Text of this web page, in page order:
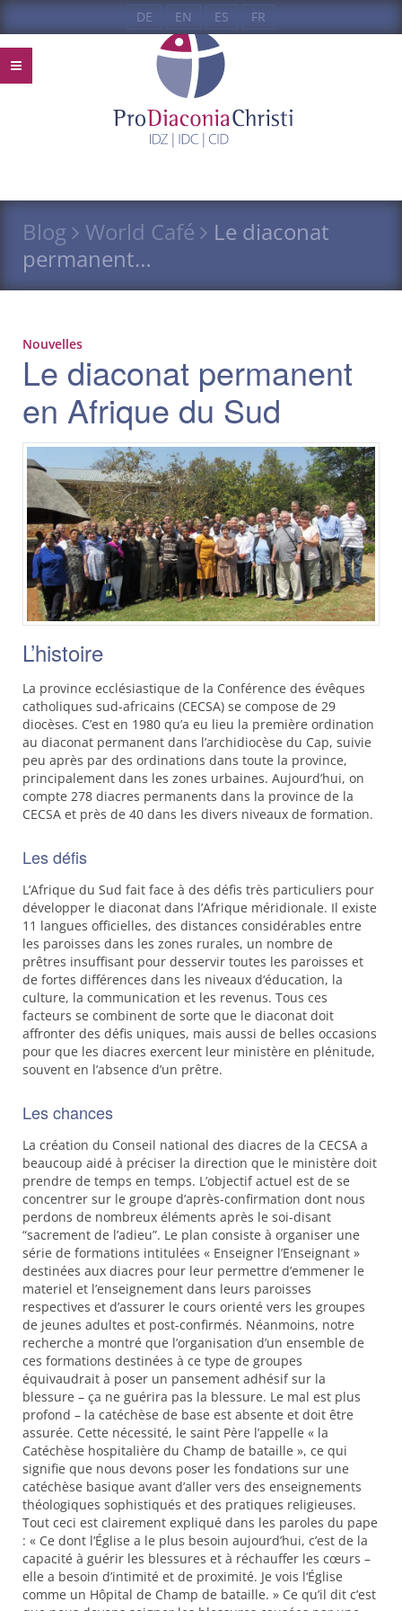
DE EN ES FR
Blog World Café
Le diaconat
permanent…
Nouvelles
Le diaconat permanent
en Afrique du Sud
L’histoire
La province ecclésiastique de la Conférence des évêques
catholiques sud-africains (CECSA) se compose de 29
diocèses. C’est en 1980 qu’a eu lieu la première ordination
au diaconat permanent dans l’archidiocèse du Cap, suivie
peu après par des ordinations dans toute la province,
principalement dans les zones urbaines. Aujourd’hui, on
compte 278 diacres permanents dans la province de la
CECSA et près de 40 dans les divers niveaux de formation.
Les défis
L’Afrique du Sud fait face à des défis très particuliers pour
développer le diaconat dans l’Afrique méridionale. Il existe
11 langues officielles, des distances considérables entre
les paroisses dans les zones rurales, un nombre de
prêtres insuffisant pour desservir toutes les paroisses et
de fortes différences dans les niveaux d‘éducation, la
culture, la communication et les revenus. Tous ces
facteurs se combinent de sorte que le diaconat doit
affronter des défis uniques, mais aussi de belles occasions
pour que les diacres exercent leur ministère en plénitude,
souvent en l’absence d’un prêtre.
Les chances
La création du Conseil national des diacres de la CECSA a
beaucoup aidé à préciser la direction que le ministère doit
prendre de temps en temps. L’objectif actuel est de se
concentrer sur le groupe d’après-confirmation dont nous
perdons de nombreux éléments après le soi-disant
“sacrement de l’adieu”. Le plan consiste à organiser une
série de formations intitulées « Enseigner l’Enseignant »
destinées aux diacres pour leur permettre d’emmener le
materiel et l’enseignement dans leurs paroisses
respectives et d’assurer le cours orienté vers les groupes
de jeunes adultes et post-confirmés. Néanmoins, notre
recherche a montré que l’organisation d’un ensemble de
ces formations destinées à ce type de groupes
équivaudrait à poser un pansement adhésif sur la
blessure – ça ne guérira pas la blessure. Le mal est plus
profond – la catéchèse de base est absente et doit être
assurée. Cette nécessité, le saint Père l’appelle « la
Catéchèse hospitalière du Champ de bataille », ce qui
signifie que nous devons poser les fondations sur une
catéchèse basique avant d’aller vers des enseignements
théologiques sophistiqués et des pratiques religieuses.
Tout ceci est clairement expliqué dans les paroles du pape
: « Ce dont l‘Église a le plus besoin aujourd’hui, c’est de la
capacité à guérir les blessures et à réchauffer les cœurs –
elle a besoin d’intimité et de proximité. Je vois l‘Église
comme un Hôpital de Champ de bataille. » Ce qu’il dit c’est